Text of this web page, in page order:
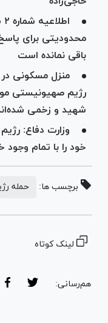
محدودیتی برای
باقی نمانده است
منزل مسکونی در
رژیم صهیونیستی
شهید و زخمی
وزارت دفاع:
خود را با تمام
برچسب ها: حمله
لینک کوتاه
هم‌رسانی: